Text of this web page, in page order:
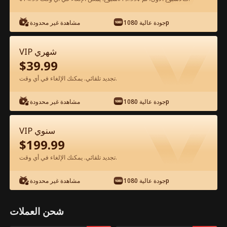
شاهد مجانًا في التطبيق
الحلقة 90 - ليتكِ كنتِ زوجتي الفيلم كامل
1-50 51-92 جميع الحلقات
مشاهدة غير محدودة جودة عالية 1080p
VIP شهري
$39.99
تجديد تلقائي. يمكنك الإلغاء في أي وقت.
مشاهدة غير محدودة جودة عالية 1080p
VIP سنوي
$199.99
تجديد تلقائي. يمكنك الإلغاء في أي وقت.
مشاهدة غير محدودة جودة عالية 1080p
شحن العملات